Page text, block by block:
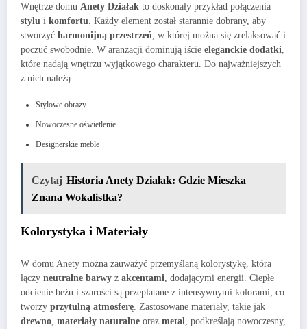
Wnętrze domu Anety Działak to doskonały przykład połączenia
stylu i komfortu . Każdy element został starannie dobrany, aby
stworzyć harmonijną przestrzeń , w której można się zrelaksować i
poczuć swobodnie. W aranżacji dominują iście eleganckie dodatki
które nadają wnętrzu wyjątkowego charakteru. Do najważniejszych
z nich należą:
Stylowe obrazy
Nowoczesne oświetlenie
Designerskie meble
Czytaj Historia Anety Działak: Gdzie Mieszka
Znana Wokalistka?
Kolorystyka i Materiały
W domu Anety można zauważyć przemyślaną kolorystykę, która
łączy neutralne barwy z akcentami , dodającymi energii. Ciepłe
odcienie beżu i szarości są przeplatane z intensywnymi kolorami, co
tworzy przytulną atmosferę . Zastosowane materiały, takie jak
drewno materiały naturalne oraz metal , podkreślają nowoczesny,